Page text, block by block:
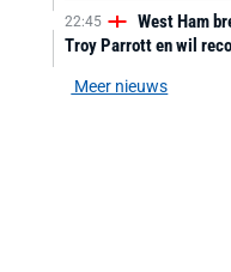
22:45
West Ham
Troy Parrott en wil
Meer nieuws